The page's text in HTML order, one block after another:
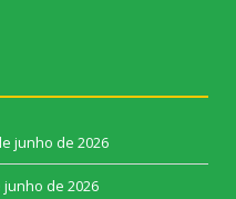
junho de 2026
junho de 2026